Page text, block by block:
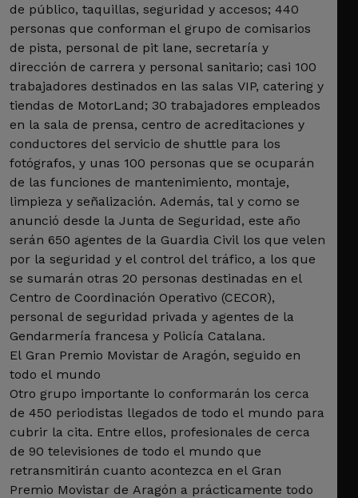
de público, taquillas, seguridad y accesos; 440
personas que conforman el grupo de comisarios
de pista, personal de pit lane, secretaría y
dirección de carrera y personal sanitario; casi 100
trabajadores destinados en las salas VIP, catering y
tiendas de MotorLand; 30 trabajadores empleados
en la sala de prensa, centro de acreditaciones y
conductores del servicio de shuttle para los
fotógrafos, y unas 100 personas que se ocuparán
de las funciones de mantenimiento, montaje,
limpieza y señalización. Además, tal y como se
anunció desde la Junta de Seguridad, este año
serán 650 agentes de la Guardia Civil los que velen
por la seguridad y el control del tráfico, a los que
se sumarán otras 20 personas destinadas en el
Centro de Coordinación Operativo (CECOR),
personal de seguridad privada y agentes de la
Gendarmería francesa y Policía Catalana.
El Gran Premio Movistar de Aragón, seguido en
todo el mundo
Otro grupo importante lo conformarán los cerca
de 450 periodistas llegados de todo el mundo para
cubrir la cita. Entre ellos, profesionales de cerca
de 90 televisiones de todo el mundo que
retransmitirán cuanto acontezca en el Gran
Premio Movistar de Aragón a prácticamente todo